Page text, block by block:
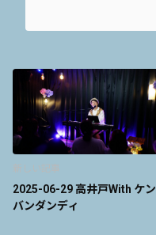
2025-06-29 高井戸With ケン
バンダンディ